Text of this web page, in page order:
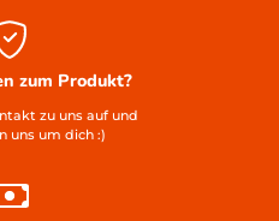
zum Produkt?
zu uns auf und
uns um dich :)